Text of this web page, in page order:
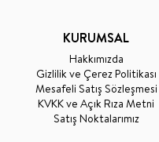
KURUMSAL
Hakkımızda
Gizlilik ve Çerez Politikası
Mesafeli Satış Sözleşmesi
KVKK ve Açık Rıza Metni
Satış Noktalarımız